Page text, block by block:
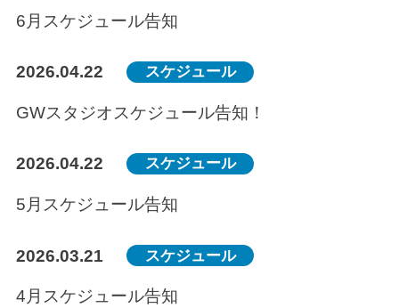
6月スケジュール告知
2026.04.22 スケジュール
GWスタジオスケジュール告知！
2026.04.22 スケジュール
5月スケジュール告知
2026.03.21 スケジュール
4月スケジュール告知